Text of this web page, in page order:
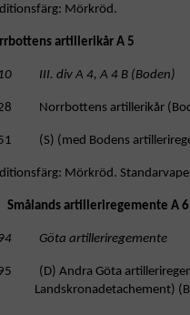
Mörkröd.
artillerikår A 5
III. div A 4, A 4 B (Boden)
Norrbottens artillerikår
(S) (med Bodens
Mörkröd.
Smålands artilleriregemente A 6
Göta artilleriregemente
(D) Andra Göta
Landskronadetachement)